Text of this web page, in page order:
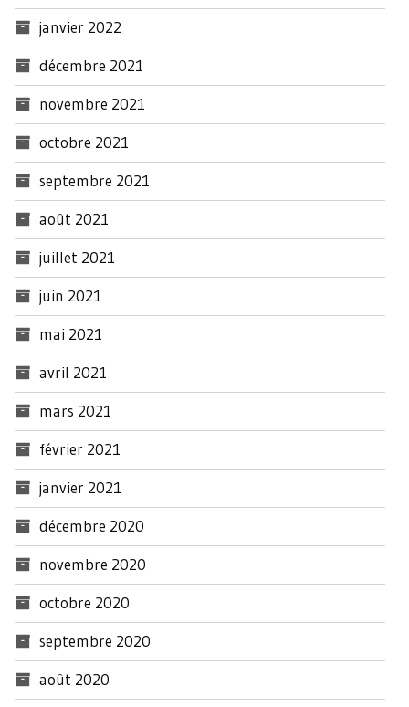
janvier 2022
décembre 2021
novembre 2021
octobre 2021
septembre 2021
août 2021
juillet 2021
juin 2021
mai 2021
avril 2021
mars 2021
février 2021
janvier 2021
décembre 2020
novembre 2020
octobre 2020
septembre 2020
août 2020